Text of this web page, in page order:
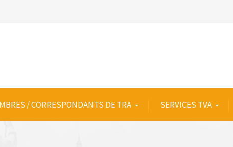
/ CORRESPONDANTS DE TRA SERVICES TVA